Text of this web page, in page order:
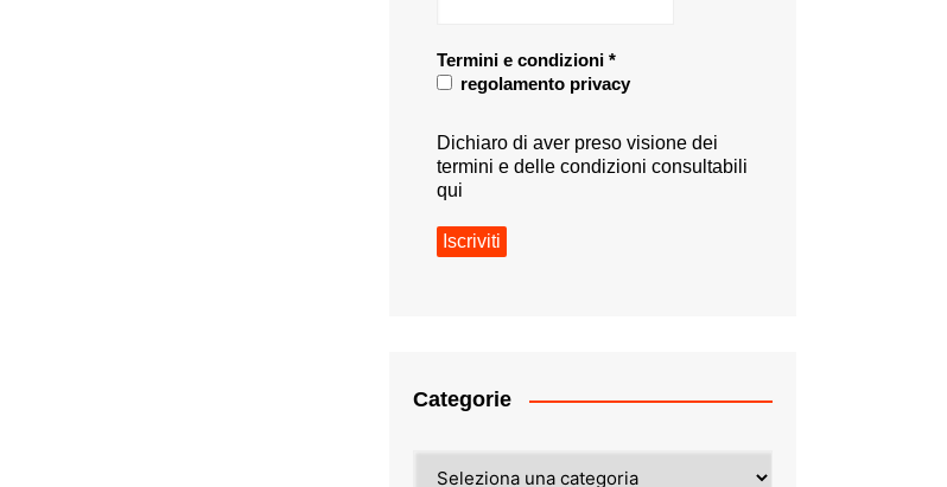
Termini e condizioni *
regolamento privacy
Dichiaro di aver preso visione dei
termini e delle condizioni consultabili
qui
Categorie